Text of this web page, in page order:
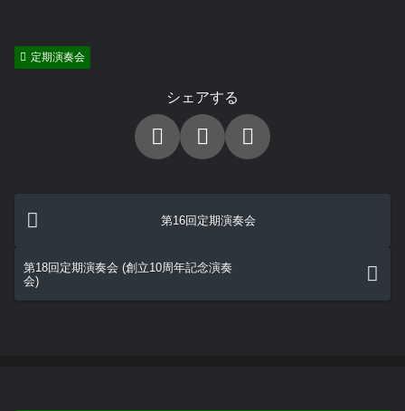
定期演奏会
シェアする
第16回定期演奏会
第18回定期演奏会 (創立10周年記念演奏
会)